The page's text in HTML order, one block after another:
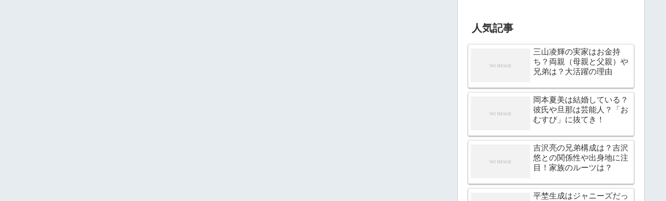
人気記事
三山凌輝の実家はお金持
ち？両親（母親と父親）や
兄弟は？大活躍の理由
岡本夏美は結婚している？
彼氏や旦那は芸能人？「お
むすび」に抜てき！
吉沢亮の兄弟構成は？吉沢
悠との関係性や出身地に注
目！家族のルーツは？
平埜生成はジャニーズだっ